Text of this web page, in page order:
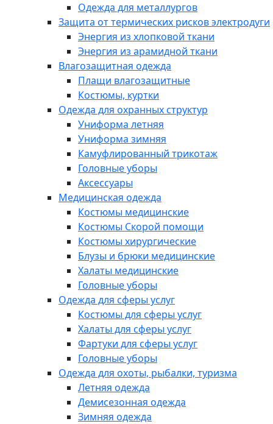
Одежда для металлургов
Защита от термических рисков электродуги
Энергия из хлопковой ткани
Энергия из арамидной ткани
Влагозащитная одежда
Плащи влагозащитные
Костюмы, куртки
Одежда для охранных структур
Униформа летняя
Униформа зимняя
Камуфлированный трикотаж
Головные уборы
Аксессуары
Медицинская одежда
Костюмы медицинские
Костюмы Скорой помощи
Костюмы хирургические
Блузы и брюки медицинские
Халаты медицинские
Головные уборы
Одежда для сферы услуг
Костюмы для сферы услуг
Халаты для сферы услуг
Фартуки для сферы услуг
Головные уборы
Одежда для охоты, рыбалки, туризма
Летняя одежда
Демисезонная одежда
Зимняя одежда